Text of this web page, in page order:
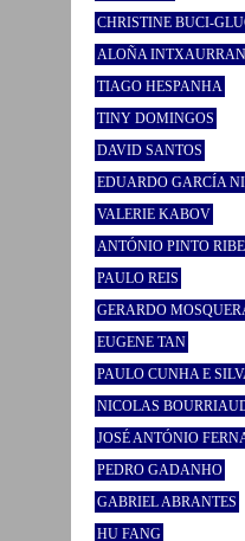
CHRISTINE BUCI-
ALOÑA
TIAGO HESPANHA
TINY DOMINGOS
DAVID SANTOS
EDUARDO GARCÍA
VALERIE KABOV
ANTÓNIO PINTO
PAULO REIS
GERARDO
EUGENE TAN
PAULO CUNHA E
NICOLAS
JOSÉ ANTÓNIO
PEDRO GADANHO
GABRIEL ABRANTES
HU FANG